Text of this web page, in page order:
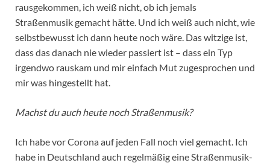
rausgekommen, ich weiß nicht, ob ich jemals
Straßenmusik gemacht hätte. Und ich weiß auch nicht, wie
selbstbewusst ich dann heute noch wäre. Das witzige ist,
dass das danach nie wieder passiert ist – dass ein Typ
irgendwo rauskam und mir einfach Mut zugesprochen und
mir was hingestellt hat.
Machst du auch heute noch Straßenmusik?
Ich habe vor Corona auf jeden Fall noch viel gemacht. Ich
habe in Deutschland auch regelmäßig eine Straßenmusik-